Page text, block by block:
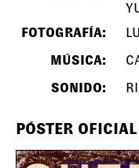
FOTOGRAFÍA:
MÚSICA:
SONIDO:
PÓSTER OFICIAL